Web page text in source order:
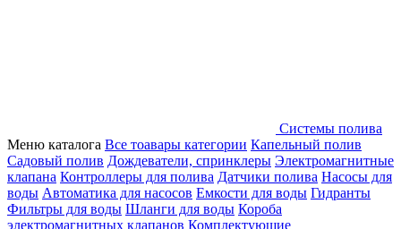
Системы полива
Меню каталога Все тоавары категории Капельный полив
Садовый полив Дождеватели, спринклеры Электромагнитные
клапана Контроллеры для полива Датчики полива Насосы для
воды Автоматика для насосов Емкости для воды Гидранты
Фильтры для воды Шланги для воды Короба
электромагнитных клапанов Комплектующие